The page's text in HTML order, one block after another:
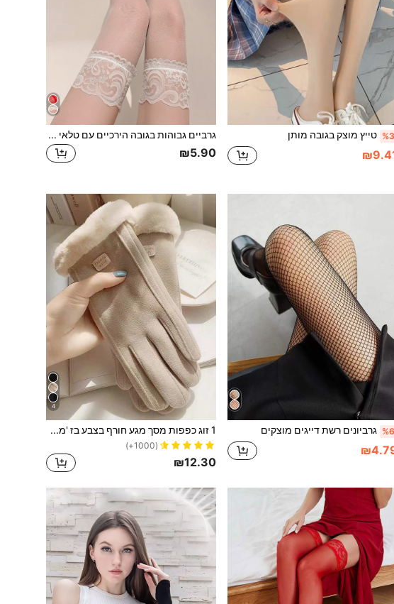
%3 טייץ מוצק בגובה מותן גרביים גבוהות בגובה הירכיים עם טלאי תחרה בצבע אחיד אלגנטי
₪5.90
%6 גרביונים רשת דייגים מוצקים
4
1 זוג כפפות מסך מגע חורף בצבע בז 'מעוב אביזרי ליל כל הקדושים כפפות חורף
(1000+)
₪12.30